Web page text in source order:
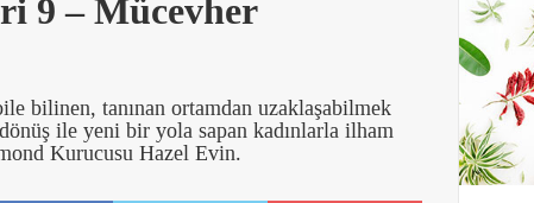
9 – Mücevher
bilinen, tanınan ortamdan uzaklaşabilmek
ile yeni bir yola sapan kadınlarla ilham
Kurucusu Hazel Evin.